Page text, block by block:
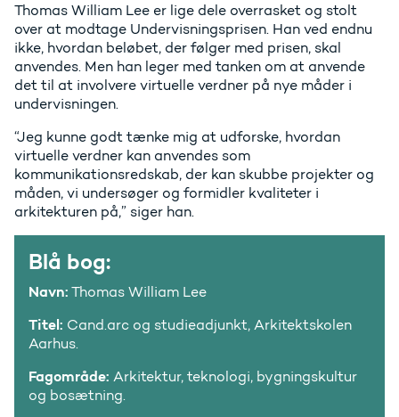
Thomas William Lee er lige dele overrasket og stolt
over at modtage Undervisningsprisen. Han ved endnu
ikke, hvordan beløbet, der følger med prisen, skal
anvendes. Men han leger med tanken om at anvende
det til at involvere virtuelle verdner på nye måder i
undervisningen.
“Jeg kunne godt tænke mig at udforske, hvordan
virtuelle verdner kan anvendes som
kommunikationsredskab, der kan skubbe projekter og
måden, vi undersøger og formidler kvaliteter i
arkitekturen på,” siger han.
Blå bog:
Navn: Thomas William Lee
Titel: Cand.arc og studieadjunkt, Arkitektskolen
Aarhus.
Fagområde: Arkitektur, teknologi, bygningskultur
og bosætning.